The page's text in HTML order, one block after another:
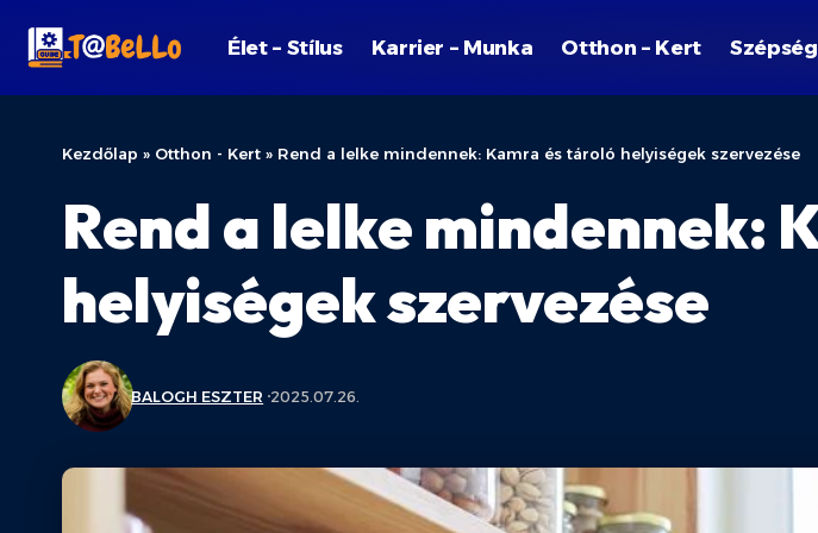
Élet – Stílus Karrier – Munka Otthon – Kert
Kezdőlap » Otthon - Kert » Rend a lelke mindennek: Kamra és tároló helyiségek szervezése
Rend a lelke mindennek:
helyiségek szervezése
BALOGH ESZTER 2025.07.26.